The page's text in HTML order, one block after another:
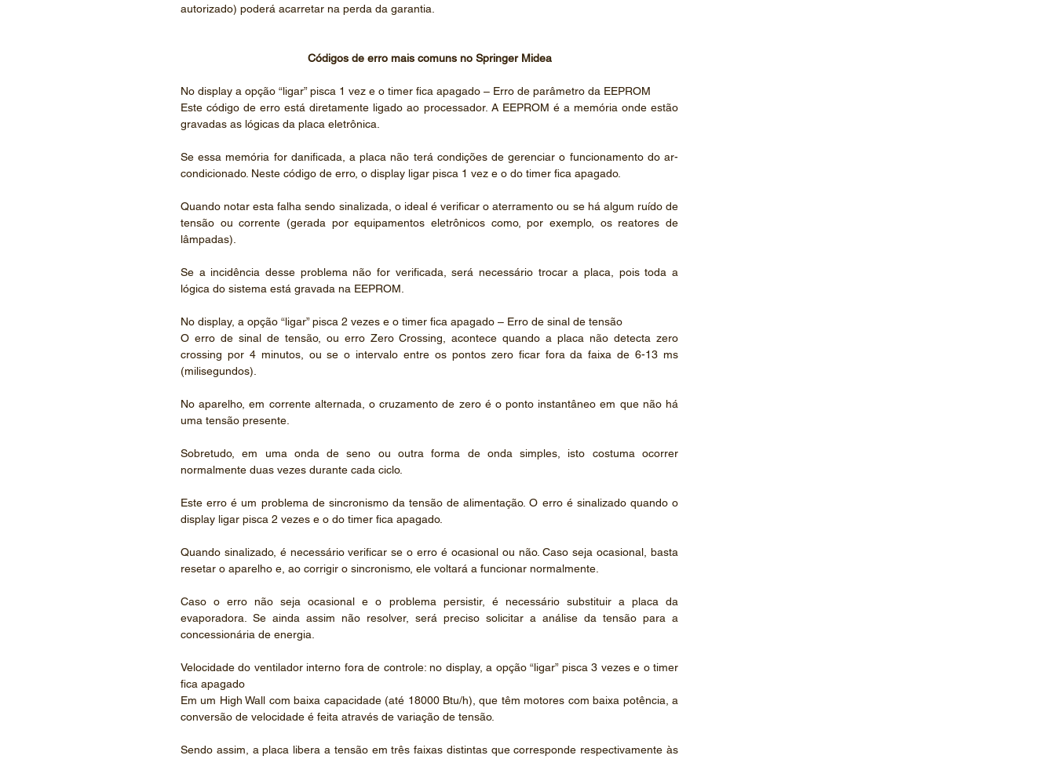
autorizado) poderá acarretar na perda da garantia.
Códigos de erro mais comuns no Springer Midea
No display a opção “ligar” pisca 1 vez e o timer fica apagado – Erro de parâmetro da EEPROM
Este código de erro está diretamente ligado ao processador. A EEPROM é a memória onde estão
gravadas as lógicas da placa eletrônica.
Se essa memória for danificada, a placa não terá condições de gerenciar o funcionamento do ar-
condicionado. Neste código de erro, o display ligar pisca 1 vez e o do timer fica apagado.
Quando notar esta falha sendo sinalizada, o ideal é verificar o aterramento ou se há algum ruído de
tensão ou corrente (gerada por equipamentos eletrônicos como, por exemplo, os reatores de
lâmpadas).
Se a incidência desse problema não for verificada, será necessário trocar a placa, pois toda a
lógica do sistema está gravada na EEPROM.
No display, a opção “ligar” pisca 2 vezes e o timer fica apagado – Erro de sinal de tensão
O erro de sinal de tensão, ou erro Zero Crossing, acontece quando a placa não detecta zero
crossing por 4 minutos, ou se o intervalo entre os pontos zero ficar fora da faixa de 6-13 ms
(milisegundos).
No aparelho, em corrente alternada, o cruzamento de zero é o ponto instantâneo em que não há
uma tensão presente.
Sobretudo, em uma onda de seno ou outra forma de onda simples, isto costuma ocorrer
normalmente duas vezes durante cada ciclo.
Este erro é um problema de sincronismo da tensão de alimentação. O erro é sinalizado quando o
display ligar pisca 2 vezes e o do timer fica apagado.
Quando sinalizado, é necessário verificar se o erro é ocasional ou não. Caso seja ocasional, basta
resetar o aparelho e, ao corrigir o sincronismo, ele voltará a funcionar normalmente.
Caso o erro não seja ocasional e o problema persistir, é necessário substituir a placa da
evaporadora. Se ainda assim não resolver, será preciso solicitar a análise da tensão para a
concessionária de energia.
Velocidade do ventilador interno fora de controle: no display, a opção “ligar” pisca 3 vezes e o timer
fica apagado
Em um High Wall com baixa capacidade (até 18000 Btu/h), que têm motores com baixa potência, a
conversão de velocidade é feita através de variação de tensão.
Sendo assim, a placa libera a tensão em três faixas distintas que corresponde respectivamente às